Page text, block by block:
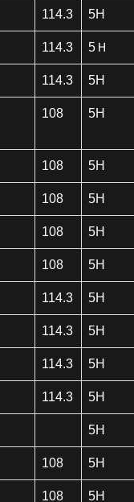
114.3 5H
114.3 5Ｈ
114.3 5H
108 5H
108 5H
108 5H
108 5H
108 5H
114.3 5H
114.3 5H
114.3 5H
114.3 5H
5H
108 5H
108 5H